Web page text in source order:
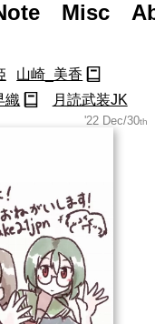
Misc
山崎_美香
織 月読武装JK
'22 Dec/30th